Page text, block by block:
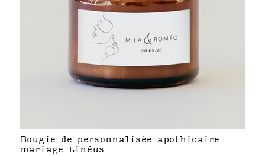
Bougie de personnalisée apothicaire
mariage Linéus